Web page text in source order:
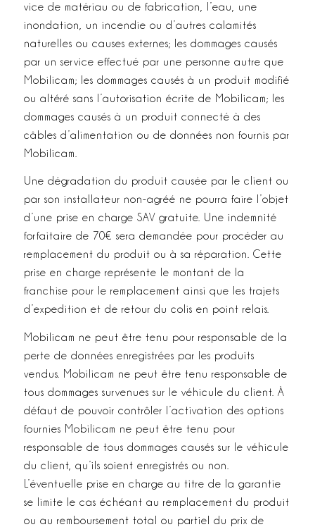
vice de matériau ou de fabrication, l’eau, une
inondation, un incendie ou d’autres calamités
naturelles ou causes externes; les dommages causés
par un service effectué par une personne autre que
Mobilicam; les dommages causés à un produit modifié
ou altéré sans l’autorisation écrite de Mobilicam; les
dommages causés à un produit connecté à des
câbles d’alimentation ou de données non fournis par
Mobilicam.
Une dégradation du produit causée par le client ou
par son installateur non-agréé ne pourra faire l’objet
d’une prise en charge SAV gratuite. Une indemnité
forfaitaire de 70€ sera demandée pour procéder au
remplacement du produit ou à sa réparation. Cette
prise en charge représente le montant de la
franchise pour le remplacement ainsi que les trajets
d’expedition et de retour du colis en point relais.
Mobilicam ne peut être tenu pour responsable de la
perte de données enregistrées par les produits
vendus. Mobilicam ne peut être tenu responsable de
tous dommages survenues sur le véhicule du client. À
défaut de pouvoir contrôler l’activation des options
fournies Mobilicam ne peut être tenu pour
responsable de tous dommages causés sur le véhicule
du client, qu’ils soient enregistrés ou non.
L’éventuelle prise en charge au titre de la garantie
se limite le cas échéant au remplacement du produit
ou au remboursement total ou partiel du prix de